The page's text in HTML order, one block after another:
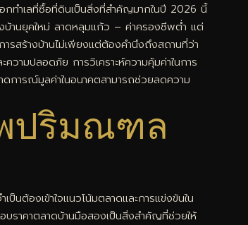
อกทำเลที่ซื้อที่ดินเป็นสิ่งที่สำคัญมากในปี 2026 นี้
งบ้านยุคใหม่ ลาดหลุมแก้ว – ค่าครองชีพต่ำ แต่
รสร้างบ้านไม่เพียงแต่ต้องคำนึงถึงสถานที่ว่า
ามปลอดภัย การวิเคราะห์ความคุ้มค่าในการ
ดการณ์มูลค่าในอนาคตสามารถช่วยลดความ
ปริมณฑล
ต้องเข้าใจแนวโน้มตลาดและการแข่งขันใน
ราคาตลาดบ้านมือสองเป็นสิ่งสำคัญที่ช่วยให้